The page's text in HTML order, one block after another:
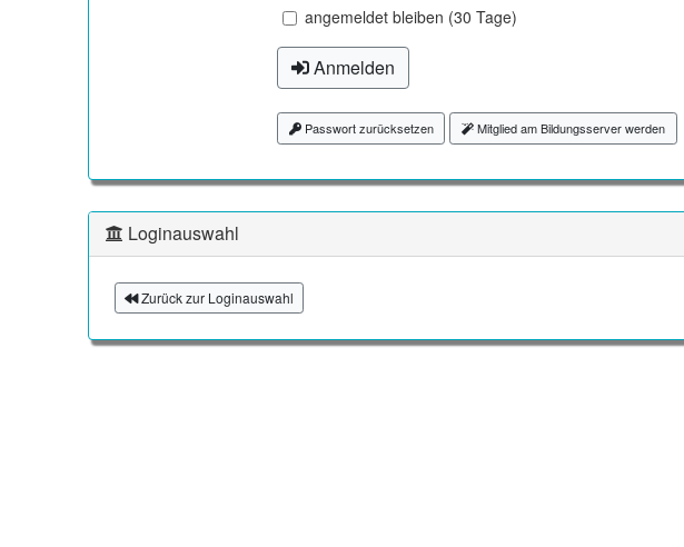
angemeldet bleiben (30 Tage)
Anmelden
Passwort zurücksetzen Mitglied am Bildungsserver werden
Loginauswahl
Zurück zur Loginauswahl